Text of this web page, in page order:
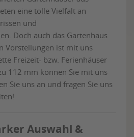
eine tolle Vielfalt an
und
Doch auch das Gartenhaus
Vorstellungen ist mit uns
Freizeit- bzw. Ferienhäuser
112 mm können Sie mit uns
Sie uns an und fragen Sie uns
Auswahl &